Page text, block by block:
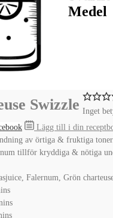
Medel
Swizzle Inget
Lägg till i din
av örtiga & fruktiga
tillför kryddiga & nötiga
Falernum, Grön